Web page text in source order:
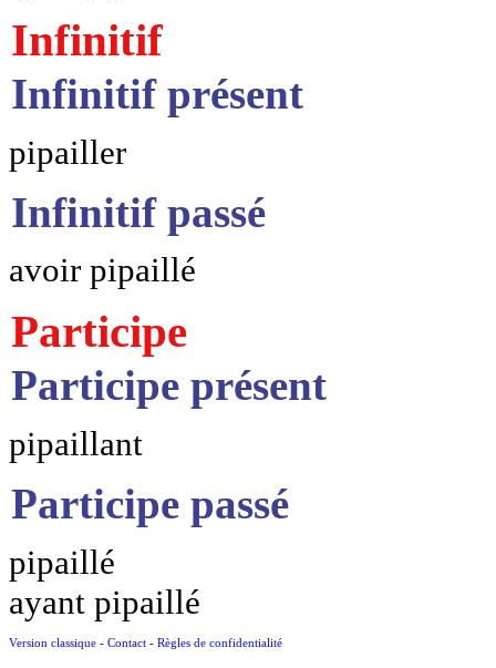
Infinitif
Infinitif présent
pipailler
Infinitif passé
avoir pipaillé
Participe
Participe présent
pipaillant
Participe passé
pipaillé
ayant pipaillé
Version classique - Contact - Règles de confidentialité